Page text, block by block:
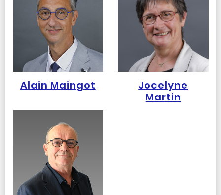
Alain Maingot
Jocelyne
Martin